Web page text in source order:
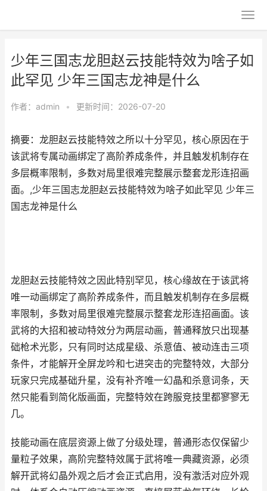
少年三国志龙胆赵云技能特效为啥子如
此罕见 少年三国志龙神是什么
作者： admin • 更新时间：2026-07-20
摘要：龙胆赵云技能特效之所以十分罕见，核心原因在于
该武将专属动画绑定了高阶养成条件，并且触发机制存在
多层概率限制，多数对局里很难完整展示整套龙形连招画
面。,少年三国志龙胆赵云技能特效为啥子如此罕见 少年三
国志龙神是什么
龙胆赵云技能特效之因此特别罕见，核心缘故在于该武将
唯一动画绑定了高阶养成条件，而且触发机制存在多层概
率限制，多数对局里很难完整展示整套龙形连招画面。该
武将的大招和被动特效分为两层动画，普通释放只出现基
础枪术光影，只有同时达成星级、杀意值、被动连击三项
条件，才能解开全屏龙吟和七进突击的完整特效，大部分
玩家只完成基础升星，没有补齐唯一幻晶和杀意词条，天
然只能看到简化版画面，完整特效在跨服竞技里都寥寥无
几。
技能动画在底层资源上做了分级处理，普通形态仅保留少
量粒子效果，高阶完整特效属于武将唯一典藏资源，必须
解开武将幻晶外观之后才会正式启用，没有激活对应外观